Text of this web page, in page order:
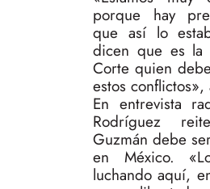
porque hay
que así lo
dicen que es la
Corte quien
estos conflictos»,
En entrevista
Rodríguez
Guzmán debe
en México.
luchando aquí,